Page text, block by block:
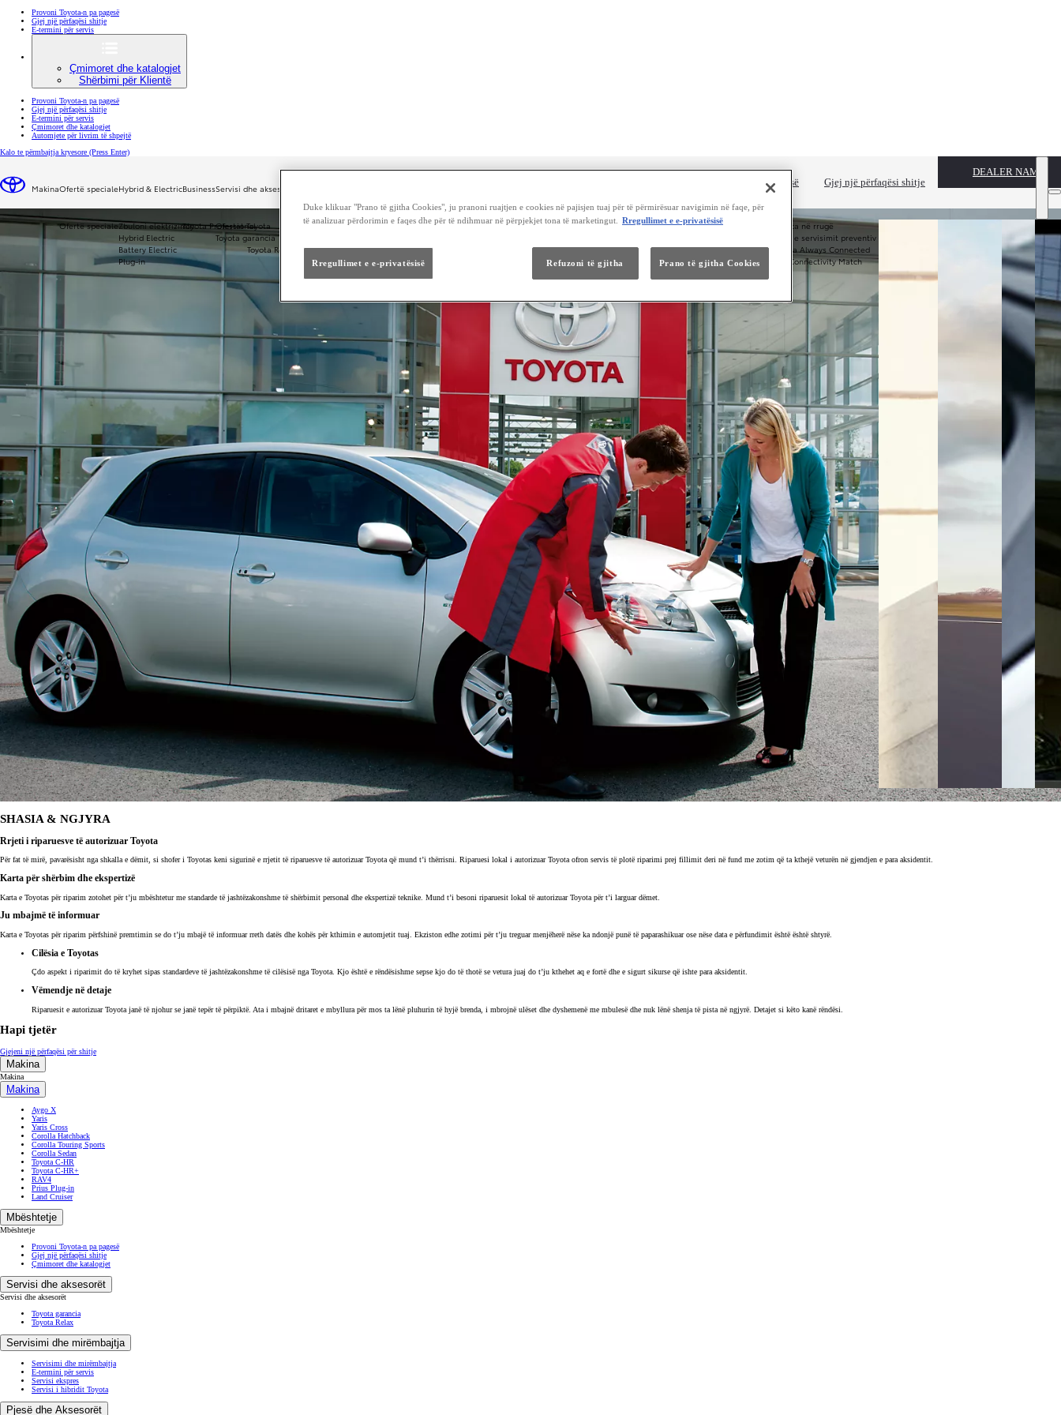
Provoni Toyota-n pa pagesë
Gjej një përfaqësi shitje
E-termini për servis
Çmimoret dhe katalogjet
Shërbimi për Klientë
Provoni Toyota-n pa pagesë
Gjej një përfaqësi shitje
E-termini për servis
Çmimoret dhe katalogjet
Automjete për livrim të shpejtë
Kalo te përmbajtja kryesore (Press Enter)
Provoni Toyota-n pa pagesë Gjej një përfaqësi shitje
DEALER NAME
MakinaOfertë speciale
Ofertë speciale
Hybrid & Electric
Zbuloni elektrizimin
Hybrid Electric
Battery Electric
Plug-in
Game e gjërë
Business
Toyota Professional Caktoni një takim
Servisi dhe aksesorët
Ofertat Toyota
Toyota garancia
Toyota Relax
Servisimi dhe mirëmbajtja
Servisi i hibridit Toyota
Pjesë dhe Aksesorët
Asistenca në rrugë
Fushata e servisimit preventiv
MyToyota Always Connected
Toyota Connectivity Match
Më shumë për Toyota
SHASIA & NGJYRA
SHASIA & NGJYRA
Rrjeti i riparuesve të autorizuar Toyota
Për fat të mirë, pavarësisht nga shkalla e dëmit, si shofer i Toyotas keni sigurinë e rrjetit të riparuesve të autorizuar Toyota që mund t’i thërrisni. Riparuesi lokal i autorizuar Toyota ofron servis të plotë riparimi prej fillimit deri në fund me zotim që ta kthejë veturën në gjendjen e para aksidentit.
Karta për shërbim dhe ekspertizë
Karta e Toyotas për riparim zotohet për t’ju mbështetur me standarde të jashtëzakonshme të shërbimit personal dhe ekspertizë teknike. Mund t’i besoni riparuesit lokal të autorizuar Toyota për t’i larguar dëmet.
Ju mbajmë të informuar
Karta e Toyotas për riparim përfshinë premtimin se do t’ju mbajë të informuar rreth datës dhe kohës për kthimin e automjetit tuaj. Ekziston edhe zotimi për t’ju treguar menjëherë nëse ka ndonjë punë të paparashikuar ose nëse data e përfundimit është është shtyrë.
Cilësia e Toyotas
Çdo aspekt i riparimit do të kryhet sipas standardeve të jashtëzakonshme të cilësisë nga Toyota. Kjo është e rëndësishme sepse kjo do të thotë se vetura juaj do t’ju kthehet aq e fortë dhe e sigurt sikurse që ishte para aksidentit.
Vëmendje në detaje
Riparuesit e autorizuar Toyota janë të njohur se janë tepër të përpiktë. Ata i mbajnë dritaret e mbyllura për mos ta lënë pluhurin të hyjë brenda, i mbrojnë ulëset dhe dyshemenë me mbulesë dhe nuk lënë shenja të pista në ngjyrë. Detajet si këto kanë rëndësi.
Hapi tjetër
Gjejeni një përfaqësi për shitje
Makina
Makina
Makina
Aygo X
Yaris
Yaris Cross
Corolla Hatchback
Corolla Touring Sports
Corolla Sedan
Toyota C-HR
Toyota C-HR+
RAV4
Prius Plug-in
Land Cruiser
Mbështetje
Mbështetje
Provoni Toyota-n pa pagesë
Gjej një përfaqësi shitje
Çmimoret dhe katalogjet
Servisi dhe aksesorët
Servisi dhe aksesorët
Toyota garancia
Toyota Relax
Servisimi dhe mirëmbajtja
Servisimi dhe mirëmbajtja
E-termini për servis
Servisi ekspres
Servisi i hibridit Toyota
Pjesë dhe Aksesorët
Duke klikuar "Prano të gjitha Cookies", ju pranoni ruajtjen e cookies në pajisjen tuaj për të përmirësuar navigimin në faqe, për
të analizuar përdorimin e faqes dhe për të ndihmuar në përpjekjet tona të marketingut.
Rregullimet e e-privatësisë
Rregullimet e e-privatësisë Refuzoni të gjitha Prano të gjitha Cookies